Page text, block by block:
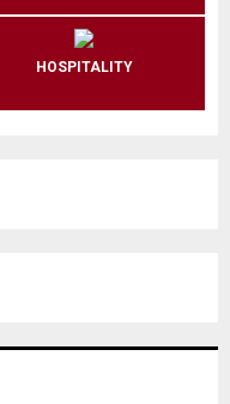
HOSPITALITY